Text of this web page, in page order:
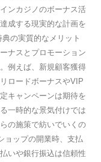
ンカジノのボーナス活
成する現実的な計画を
の実質的なメリット
ナスとプロモーション
例えば、新規顧客獲得
ロードボーナスやVIP
キャンペーンは期待を
一時的な景気付けでは
の施策で紡いでいくの
ョップの開業時、支払
いや銀行振込は信頼性